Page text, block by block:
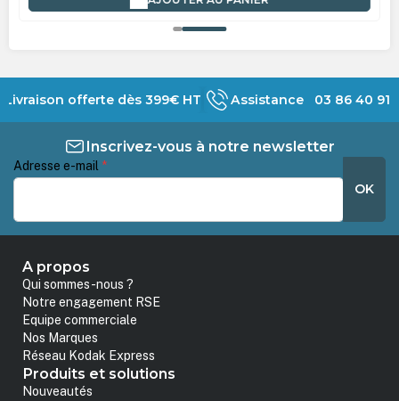
Livraison offerte dès 399€ HT Assistance 03 86 40 91
Inscrivez-vous à notre newsletter
Adresse e-mail *
OK
A propos
Qui sommes-nous ?
Notre engagement RSE
Equipe commerciale
Nos Marques
Réseau Kodak Express
Produits et solutions
Nouveautés